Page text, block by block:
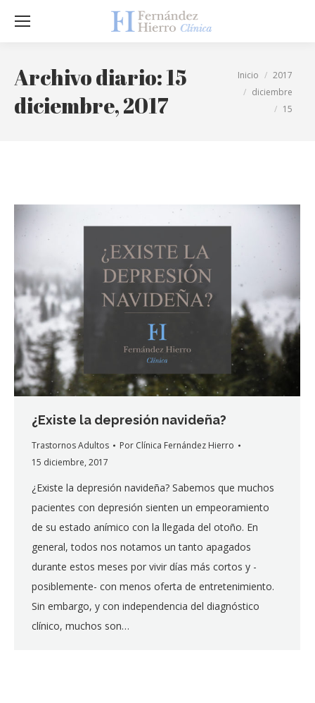
Archivo diario:15
diciembre, 2017
Estás aquí:
Inicio
2017
diciembre
15
¿Existe la depresión navideña?
Trastornos Adultos Por Clínica Fernández Hierro
15 diciembre, 2017
¿Existe la depresión navideña? Sabemos que muchos
pacientes con depresión sienten un empeoramiento
de su estado anímico con la llegada del otoño. En
general, todos nos notamos un tanto apagados
durante estos meses por vivir días más cortos y -
posiblemente- con menos oferta de entretenimiento.
Sin embargo, y con independencia del diagnóstico
clínico, muchos son…